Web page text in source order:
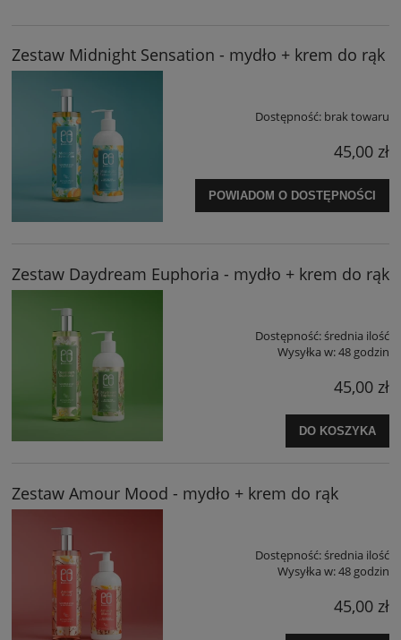
Zestaw Midnight Sensation - mydło + krem do rąk
Dostępność: brak towaru
45,00 zł
POWIADOM O DOSTĘPNOŚCI
Zestaw Daydream Euphoria - mydło + krem do rąk
Dostępność:średnia ilość
Wysyłka w:48 godzin
45,00 zł
DO KOSZYKA
Zestaw Amour Mood - mydło + krem do rąk
Dostępność:średnia ilość
Wysyłka w:48 godzin
45,00 zł